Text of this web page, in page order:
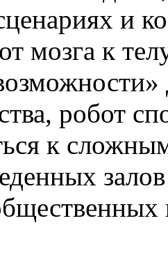
и
мозга к
робот
к